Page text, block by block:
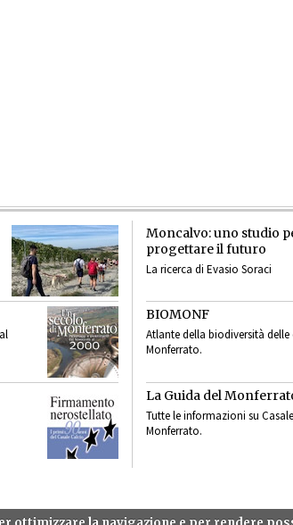
Moncalvo: uno studio
progettare il futuro
La ricerca di Evasio Soraci
BIOMONF
Atlante della biodiversità delle
Monferrato.
La Guida del
Tutte le informazioni su
Monferrato.